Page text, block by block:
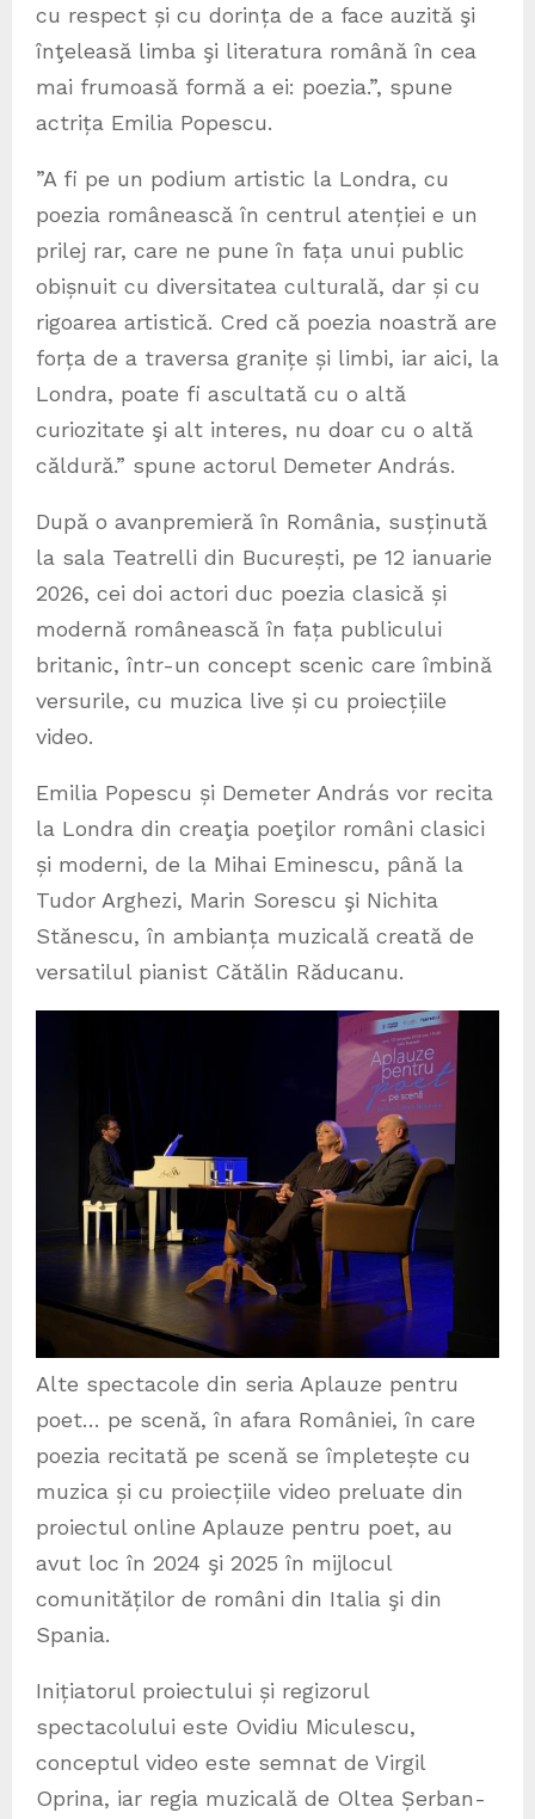
cu respect și cu dorința de a face auzită şi
înţeleasă limba şi literatura română în cea
mai frumoasă formă a ei: poezia.”, spune
actrița Emilia Popescu.
”A fi pe un podium artistic la Londra, cu
poezia românească în centrul atenției e un
prilej rar, care ne pune în fața unui public
obișnuit cu diversitatea culturală, dar și cu
rigoarea artistică. Cred că poezia noastră are
forța de a traversa granițe și limbi, iar aici, la
Londra, poate fi ascultată cu o altă
curiozitate şi alt interes, nu doar cu o altă
căldură.” spune actorul Demeter András.
După o avanpremieră în România, susținută
la sala Teatrelli din București, pe 12 ianuarie
2026, cei doi actori duc poezia clasică și
modernă românească în fața publicului
britanic, într-un concept scenic care îmbină
versurile, cu muzica live și cu proiecțiile
video.
Emilia Popescu și Demeter András vor recita
la Londra din creaţia poeţilor români clasici
și moderni, de la Mihai Eminescu, până la
Tudor Arghezi, Marin Sorescu şi Nichita
Stănescu, în ambianța muzicală creată de
versatilul pianist Cătălin Răducanu.
Alte spectacole din seria Aplauze pentru
poet… pe scenă, în afara României, în care
poezia recitată pe scenă se împletește cu
muzica și cu proiecțiile video preluate din
proiectul online Aplauze pentru poet, au
avut loc în 2024 şi 2025 în mijlocul
comunităților de români din Italia şi din
Spania.
Inițiatorul proiectului și regizorul
spectacolului este Ovidiu Miculescu,
conceptul video este semnat de Virgil
Oprina, iar regia muzicală de Oltea Șerban-